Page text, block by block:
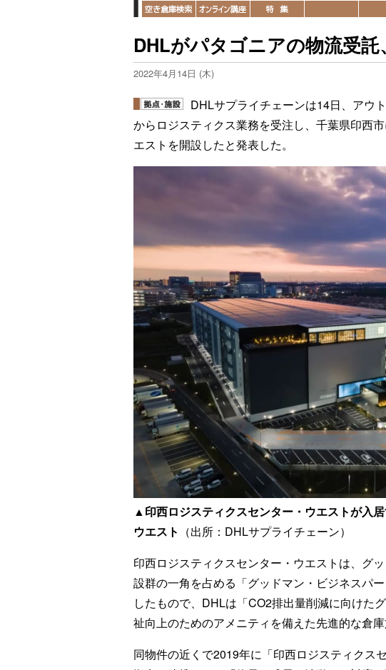
DHLがパタゴニアの物流受
2022年4月14日 (木)
DHLサプライチェーンは14日、アウ
からロジスティクス業務を受注し、千葉県印西
エストを開設したと発表した。
▲印西ロジスティクスセンター・ウエストが入
ウエスト （出所：DHLサプライチェーン）
印西ロジスティクスセンター・ウエストは、グ
設群の一角を占める「グッドマン・ビジネスパ
したもので、DHLは「CO2排出量削減に向けた
祉向上のためのアメニティを備えた先進的な倉庫
同物件の近くで2019年に「印西ロジスティクス